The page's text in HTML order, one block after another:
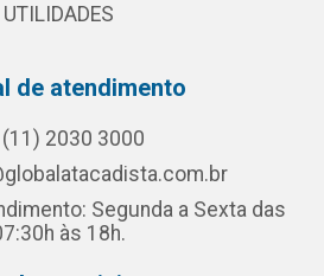
UTILIDADES
de atendimento
(11) 2030 3000
Segunda a Sexta das
às 18h.